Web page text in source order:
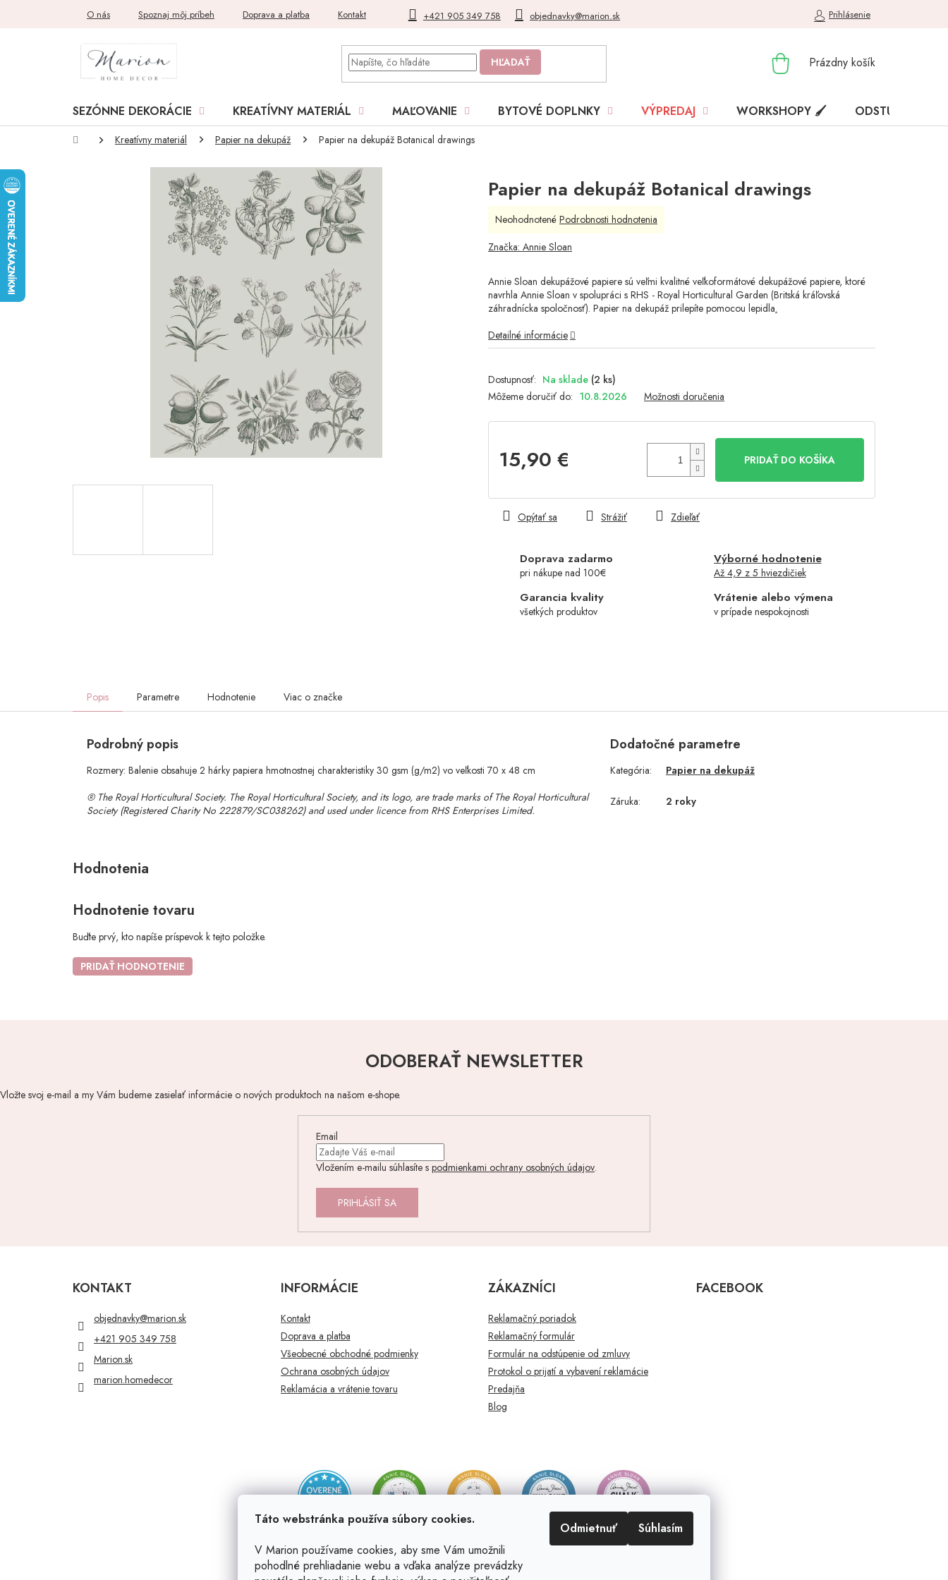
Táto webstránka používa súbory cookies.
V Marion používame cookies, aby sme Vám umožnili
pohodlné prehliadanie webu a vďaka analýze prevádzky
Odmietnuť Súhlasím
+421 905 349 758 objednavky@marion.sk
O nás Spoznaj môj príbeh Doprava a platba Kontakt Blog Moja objednávka Prihlásenie
HĽADAŤ
NÁKUPNÝ
Prázdny košík
SEZÓNNE DEKORÁCIE KREATÍVNY MATERIÁL MAĽOVANIE BYTOVÉ DOPLNKY VÝPREDAJ WORKSHOPY 🖌️ ODSTÚPENIE
DomovKreatívny materiál Papier na dekupáž Papier na dekupáž Botanical drawings
Papier na dekupáž Botanical drawings
Na sklade (2 ks)
Môžeme doručiť do: 10.8.2026 Možnosti doručenia
15,90 €
cena:
PRIDAŤ DO KOŠÍKA
Doprava zadarmo
pri nákupe nad 100€
Výborné hodnotenie
Až 4,9 z 5 hviezdičiek
Garancia kvality
všetkých produktov
Vrátenie alebo výmena
v prípade nespokojnosti
Annie Sloan dekupážové papiere sú veľmi kvalitné veľkoformátové dekupážové papiere, ktoré
navrhla Annie Sloan v spolupráci s RHS - Royal Horticultural Garden (Britská kráľovská
záhradnícka spoločnosť). Papier na dekupáž prilepíte pomocou lepidla.
Detailné informácie
Opýtať sa Strážiť Zdieľať
Priemerné
produktu
z
5
hviezdičiek.
Neohodnotené Podrobnosti hodnotenia
Značka: Annie Sloan
Popis Parametre Hodnotenie Viac o značke
Podrobný popis
Rozmery: Balenie obsahuje 2 hárky papiera hmotnostnej charakteristiky 30 gsm (g/m2) vo veľkosti 70 x 48 cm
® The Royal Horticultural Society. The Royal Horticultural Society, and its logo, are trade marks of The Royal Horticultural
Society (Registered Charity No 222879/SC038262) and used under licence from RHS Enterprises Limited.
Dodatočné parametre
Kategória: Papier na dekupáž
Záruka: 2 roky
Hodnotenie tovaru
Buďte prvý, kto napíše príspevok k tejto položke.
PRIDAŤ HODNOTENIE
ODOBERAŤ NEWSLETTER
Vložte svoj e-mail a my Vám budeme zasielať informácie o nových produktoch na našom e-shope.
Email
Vložením e-mailu súhlasíte s podmienkami ochrany osobných údajov.
PRIHLÁSIŤ SA
KONTAKT
objednavky@marion.sk
+421 905 349 758
Marion.sk
marion.homedecor
INFORMÁCIE
Kontakt
Doprava a platba
Všeobecné obchodné podmienky
Ochrana osobných údajov
Reklamácia a vrátenie tovaru
ZÁKAZNÍCI
Reklamačný poriadok
Reklamačný formulár
Formulár na odstúpenie od zmluvy
Protokol o prijatí a vybavení reklamácie
Predajňa
Blog
FACEBOOK